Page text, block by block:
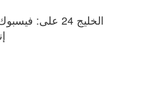
الخليج 24 على: